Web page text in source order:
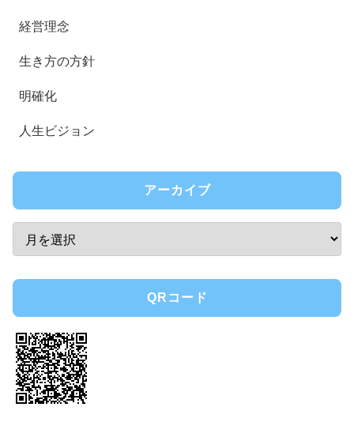
経営理念
生き方の方針
明確化
人生ビジョン
アーカイブ
QRコード